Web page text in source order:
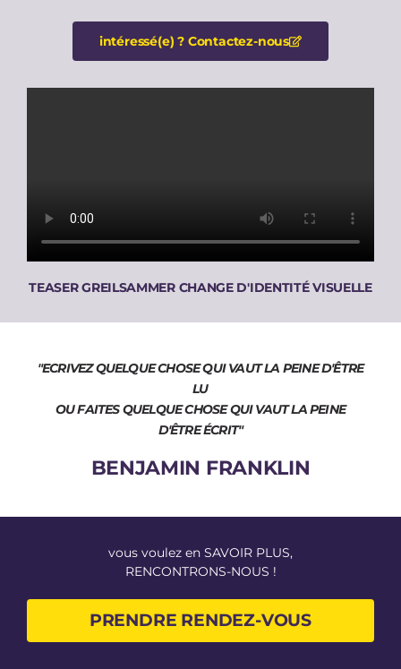
intéressé(e) ? Contactez-nous​
TEASER GREILSAMMER CHANGE D'IDENTITÉ VISUELLE
"ECRIVEZ QUELQUE CHOSE QUI VAUT LA PEINE D'ÊTRE
LU
OU FAITES QUELQUE CHOSE QUI VAUT LA PEINE
D'ÊTRE ÉCRIT"
BENJAMIN FRANKLIN
vous voulez en SAVOIR PLUS,
RENCONTRONS-NOUS !
PRENDRE RENDEZ-VOUS